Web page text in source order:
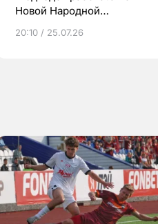
Новой Народной
20:10 / 25.07.26